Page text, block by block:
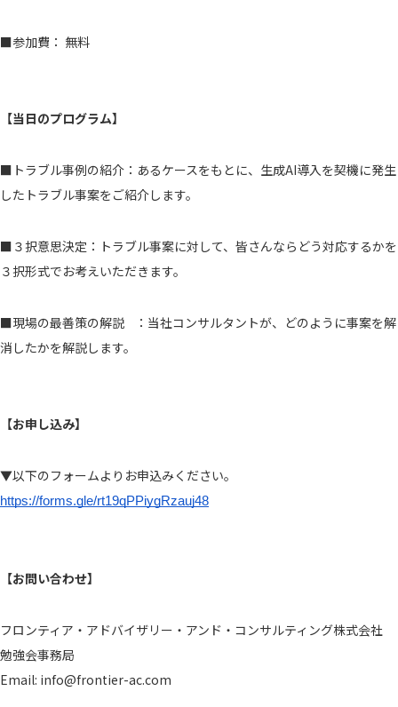
■参加費： 無料
【当日のプログラム】
■トラブル事例の紹介：あるケースをもとに、生成AI導入を契機に発生
したトラブル事案をご紹介します。
■３択意思決定：トラブル事案に対して、皆さんならどう対応するかを
３択形式でお考えいただきます。
■現場の最善策の解説
：当社コンサルタントが、どのように事案を解
消したかを解説します。
【お申し込み】
▼以下のフォームよりお申込みください。
https://forms.gle/rt19qPPiygRzauj48
【お問い合わせ】
フロンティア・アドバイザリー・アンド・コンサルティング株式会社
勉強会事務局
Email: info@frontier-ac.com